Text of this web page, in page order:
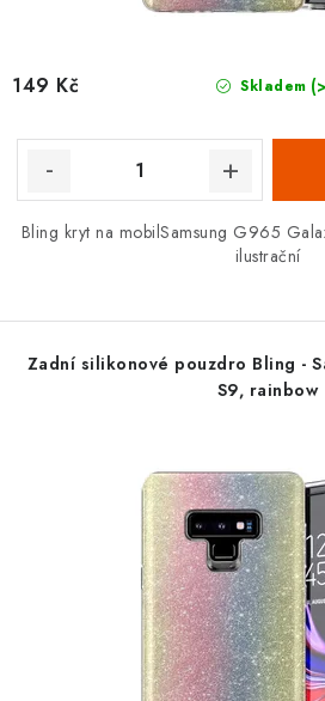
Skladem
149 Kč
Bling kryt na mobilSamsung G965
ilustrační
Zadní silikonové pouzdro Bling -
S9, rainbow